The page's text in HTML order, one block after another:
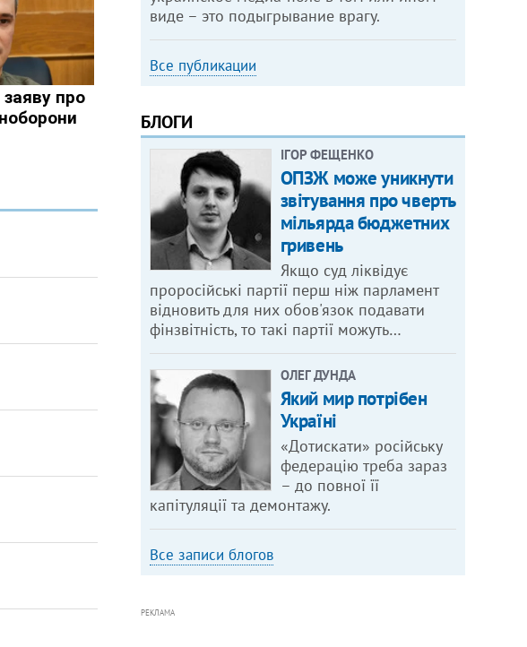
виде – это подыгрывание врагу.
Все публикации
БЛОГИ
ІГОР ФЕЩЕНКО
ОПЗЖ може уникнути
звітування про чверть
мільярда бюджетних
гривень
Якщо суд ліквідує
проросійські партії перш ніж парламент
відновить для них обов'язок подавати
фінзвітність, то такі партії можуть…
ОЛЕГ ДУНДА
Який мир потрібен
Україні
«Дотискати» російську
федерацію треба зараз
– до повної її
капітуляції та демонтажу.
Все записи блогов
РЕКЛАМА